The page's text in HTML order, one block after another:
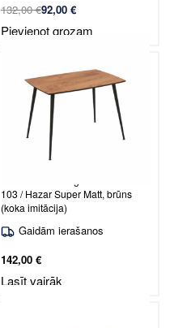
132,00€92,00 €
Pievienot grozam
103 / Hazar Super Matt, brūns
(koka imitācija)
Gaidām ierašanos
142,00 €
Lasīt vairāk